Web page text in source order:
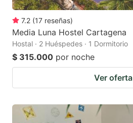
7.2 (17 reseñas)
Media Luna Hostel Cartagena
Hostal · 2 Huéspedes · 1 Dormitorio
$ 315.000 por noche
Ver oferta